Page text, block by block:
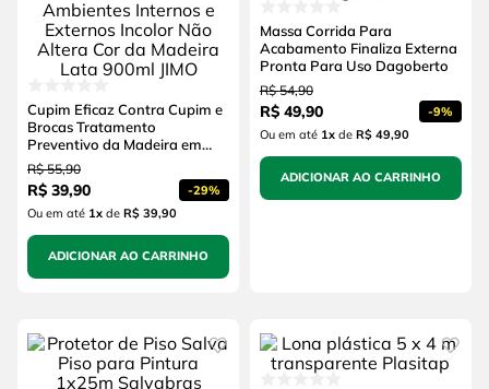
Cupim Eficaz Contra Cupim e
Brocas Tratamento
Preventivo da Madeira em
Ambientes Internos e
Externos Incolor Não Altera
Cor da Madeira Lata 900ml
JIMO
R$ 55,90
R$ 39,90 -29%
Ou em até 1xde R$ 39,90
ADICIONAR AO CARRINHO
Massa Corrida Para
Acabamento Finaliza Externa
Pronta Para Uso Dagoberto
R$ 54,90
R$ 49,90 -9%
Ou em até 1xde R$ 49,90
ADICIONAR AO CARRINHO